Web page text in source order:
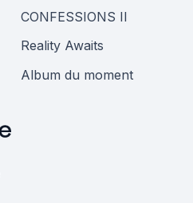
CONFESSIONS II
Reality Awaits
Album du moment